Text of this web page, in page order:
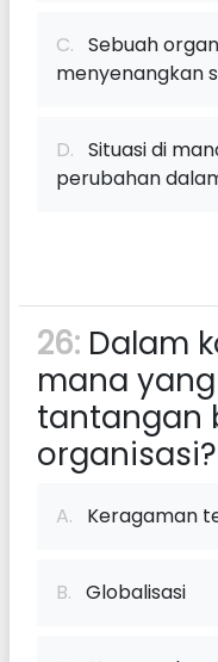
C. Sebuah
menyenangkan
D. Situasi di
perubahan
26: Dalam
mana
tantangan
organisasi?
A. Keragaman
B. Globalisasi